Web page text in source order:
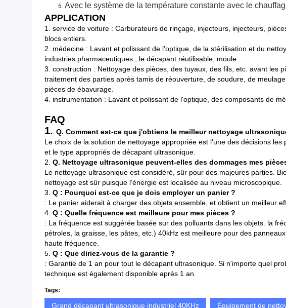
Avec le système de la température constante avec le
APPLICATION
1. service de voiture : Carburateurs de rinçage, injecteurs, injecteurs,
blocs entiers.
2. médecine : Lavant et polissant de l'optique, de la stérilisation et du
industries pharmaceutiques ; le décapant réutilisable, moule.
3. construction : Nettoyage des pièces, des tuyaux, des fils, etc. avant les
traitement des parties après tamis de réouverture, de soudure, de
pièces de ébavurage.
4. instrumentation : Lavant et polissant de l'optique, des composants de
FAQ
1. Q. Comment est-ce que j'obtiens le meilleur nettoyage
Le choix de la solution de nettoyage appropriée est l'une des décisions
et le type appropriés de décapant ultrasonique.
2. Q. Nettoyage ultrasonique peuvent-elles des dommages mes
Le nettoyage ultrasonique est considéré, sûr pour des majeures parties.
nettoyage est sûr puisque l'énergie est localisée au niveau microscopique.
3. Q : Pourquoi est-ce que je dois employer un panier ?
: Le panier aiderait à charger des objets ensemble, et obtient un meilleur
4. Q : Quelle fréquence est meilleure pour mes pièces ?
: La fréquence est suggérée basée sur des polluants dans les objets. la
pétroles, la graisse, les pâtes, etc.) 40kHz est meilleure pour des
haute fréquence.
5. Q : Que diriez-vous de la garantie ?
: Garantie de 1 an pour tout le décapant ultrasonique. Si n'importe quel
technique est également disponible après 1 an.
Tags:
Grand décapant ultrasonique industriel 40KHz Équipement de